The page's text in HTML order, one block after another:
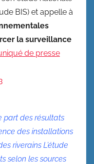
BIS) et appelle à
la surveillance
de presse
part des résultats
des installations
riverains L’étude
selon les sources